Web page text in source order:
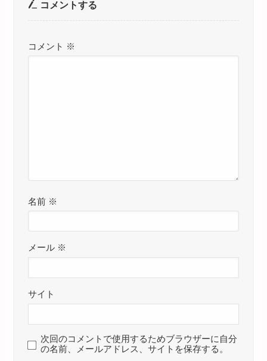
コメントする
コメント ※
名前 ※
メール ※
サイト
次回のコメントで使用するためブラウザーに自分
の名前、メールアドレス、サイトを保存する。